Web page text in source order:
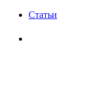
Статьи